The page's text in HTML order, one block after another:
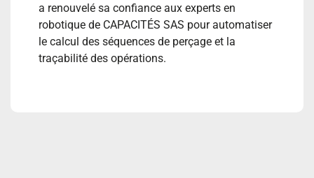
a renouvelé sa confiance aux experts en
robotique de CAPACITÉS SAS pour automatiser
le calcul des séquences de perçage et la
traçabilité des opérations.